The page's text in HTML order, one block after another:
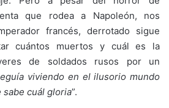
que rodea a Napoleón, nos
francés, derrotado sigue
cuántos muertos y cuál es la
de soldados rusos por un
viviendo en el ilusorio mundo
sabe cuál gloria”.